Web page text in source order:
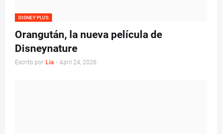
DISNEY PLUS
Orangután, la nueva película de
Disneynature
Escrito por Lia - April 24, 2026